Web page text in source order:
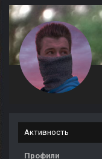
Активность
Профили